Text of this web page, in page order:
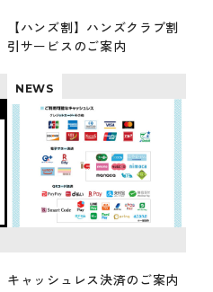
【ハンズ割】ハンズクラブ割
引サービスのご案内
NEWS
キャッシュレス決済のご案内